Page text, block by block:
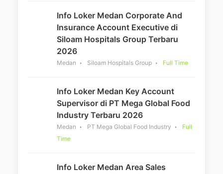
Info Loker Medan Corporate And
Insurance Account Executive di
Siloam Hospitals Group Terbaru
2026
Medan Siloam Hospitals Group Full Time
Info Loker Medan Key Account
Supervisor di PT Mega Global Food
Industry Terbaru 2026
Medan PT Mega Global Food Industry
Full
Time
Info Loker Medan Area Sales